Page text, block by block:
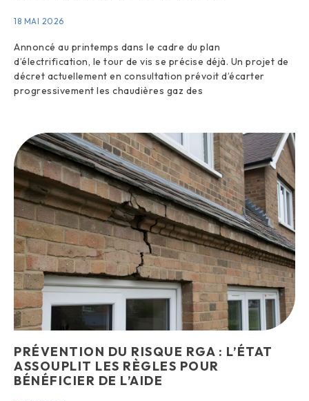
18 MAI 2026
Annoncé au printemps dans le cadre du plan
d’électrification, le tour de vis se précise déjà. Un projet de
décret actuellement en consultation prévoit d’écarter
progressivement les chaudières gaz des
PRÉVENTION DU RISQUE RGA : L’ÉTAT
ASSOUPLIT LES RÈGLES POUR
BÉNÉFICIER DE L’AIDE